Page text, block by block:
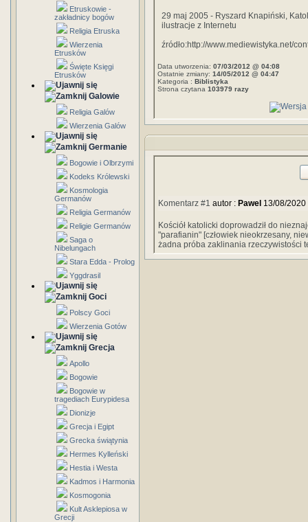
Etruskowie -
zakładnicy bogów
Religia Etruska
Wierzenia
Etrusków
Święte Księgi
Etrusków
Galowie
Religia Galów
Wierzenia Galów
Germanie
Bogowie i Olbrzymi
Kodeks Królewski
Kosmologia
Germanów
Religia Germanów
Religie Germanów
Saga o
Nibelungach
Stara Edda - Prolog
Yggdrasil
Goci
Polscy Goci
Wierzenia Gotów
Grecja
Apollo
Bogowie
Bogowie w
tragediach Eurypidesa
Dionizje
Grecja i Egipt
Grecka świątynia
Hermes Kylleński
Hestia i Westa
Kadmos i Harmonia
Kosmogonia
Kult Asklepiosa w
Grecji
29 maj 2005 - Ryszard Knapiński,
ilustracje z Internetu
źródło:http://www.mediewistyka.net/
Data utworzenia: 07/03/2012 @ 04:08
Ostatnie zmiany: 14/05/2012 @ 04:47
Kategoria : Biblistyka
Strona czytana 103979 razy
Komentarz #1 autor : Pawel 13/08/2020
Kościół katolicki doprowadził do
"parafianin" [człowiek nieokrzesany,
żadna próba zaklinania rzeczywistości